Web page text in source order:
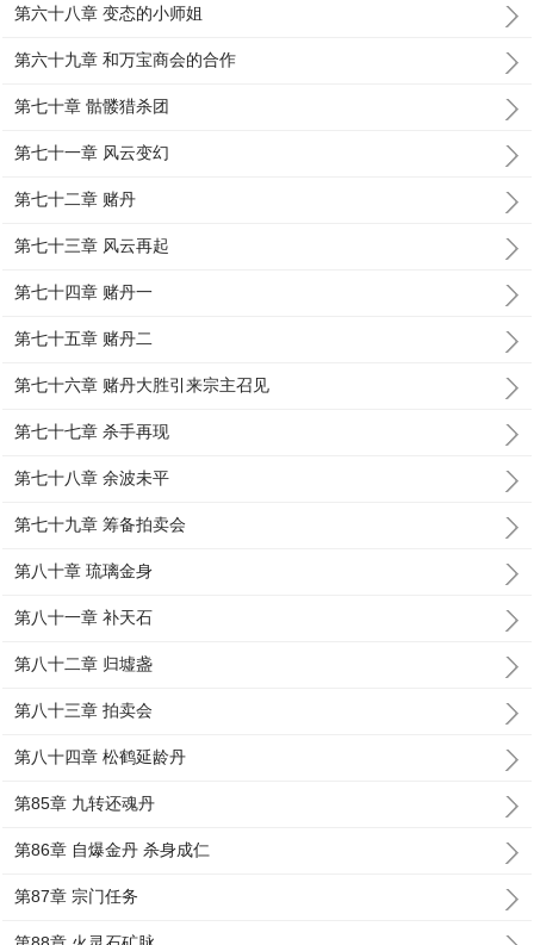
第六十八章 变态的小师姐
第六十九章 和万宝商会的合作
第七十章 骷髅猎杀团
第七十一章 风云变幻
第七十二章 赌丹
第七十三章 风云再起
第七十四章 赌丹一
第七十五章 赌丹二
第七十六章 赌丹大胜引来宗主召见
第七十七章 杀手再现
第七十八章 余波未平
第七十九章 筹备拍卖会
第八十章 琉璃金身
第八十一章 补天石
第八十二章 归墟盏
第八十三章 拍卖会
第八十四章 松鹤延龄丹
第85章 九转还魂丹
第86章 自爆金丹 杀身成仁
第87章 宗门任务